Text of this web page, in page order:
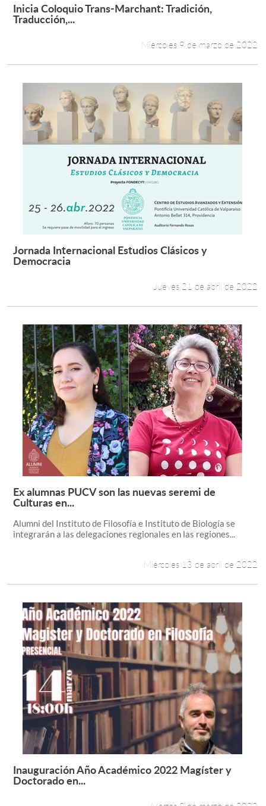
Leer más +
Inicia Coloquio Trans-Marchant: Tradición,
Traducción,...
Miércoles 9 de marzo de 2022
Leer más +
Jornada Internacional Estudios Clásicos y
Democracia
Jueves 21 de abril de 2022
Leer más +
Ex alumnas PUCV son las nuevas seremi de
Culturas en...
Alumni del Instituto de Filosofía e Instituto de Biología se
integrarán a las delegaciones regionales en las regiones...
Miércoles 13 de abril de 2022
Leer más +
Inauguración Año Académico 2022 Magíster y
Doctorado en...